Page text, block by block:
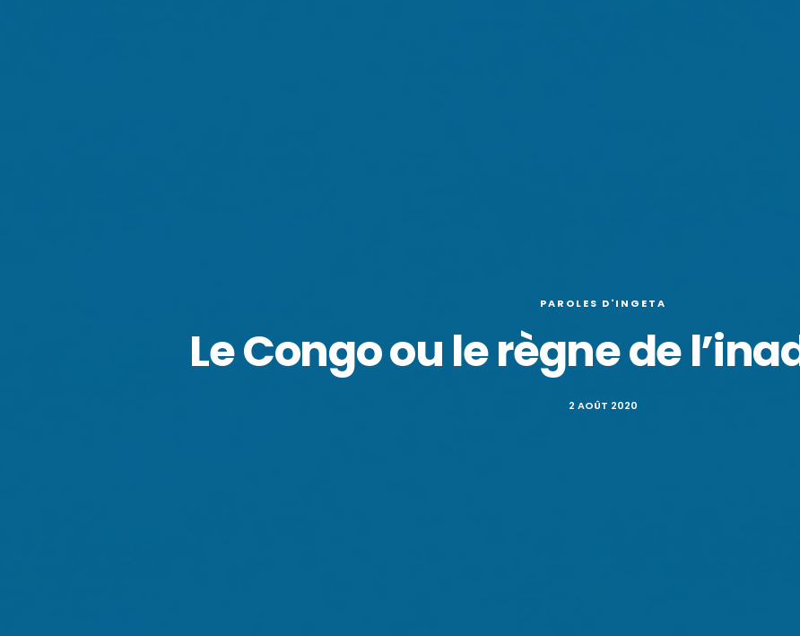
PAROLES D'INGETA
Le Congo ou le règne de
2 AOÛT 2020